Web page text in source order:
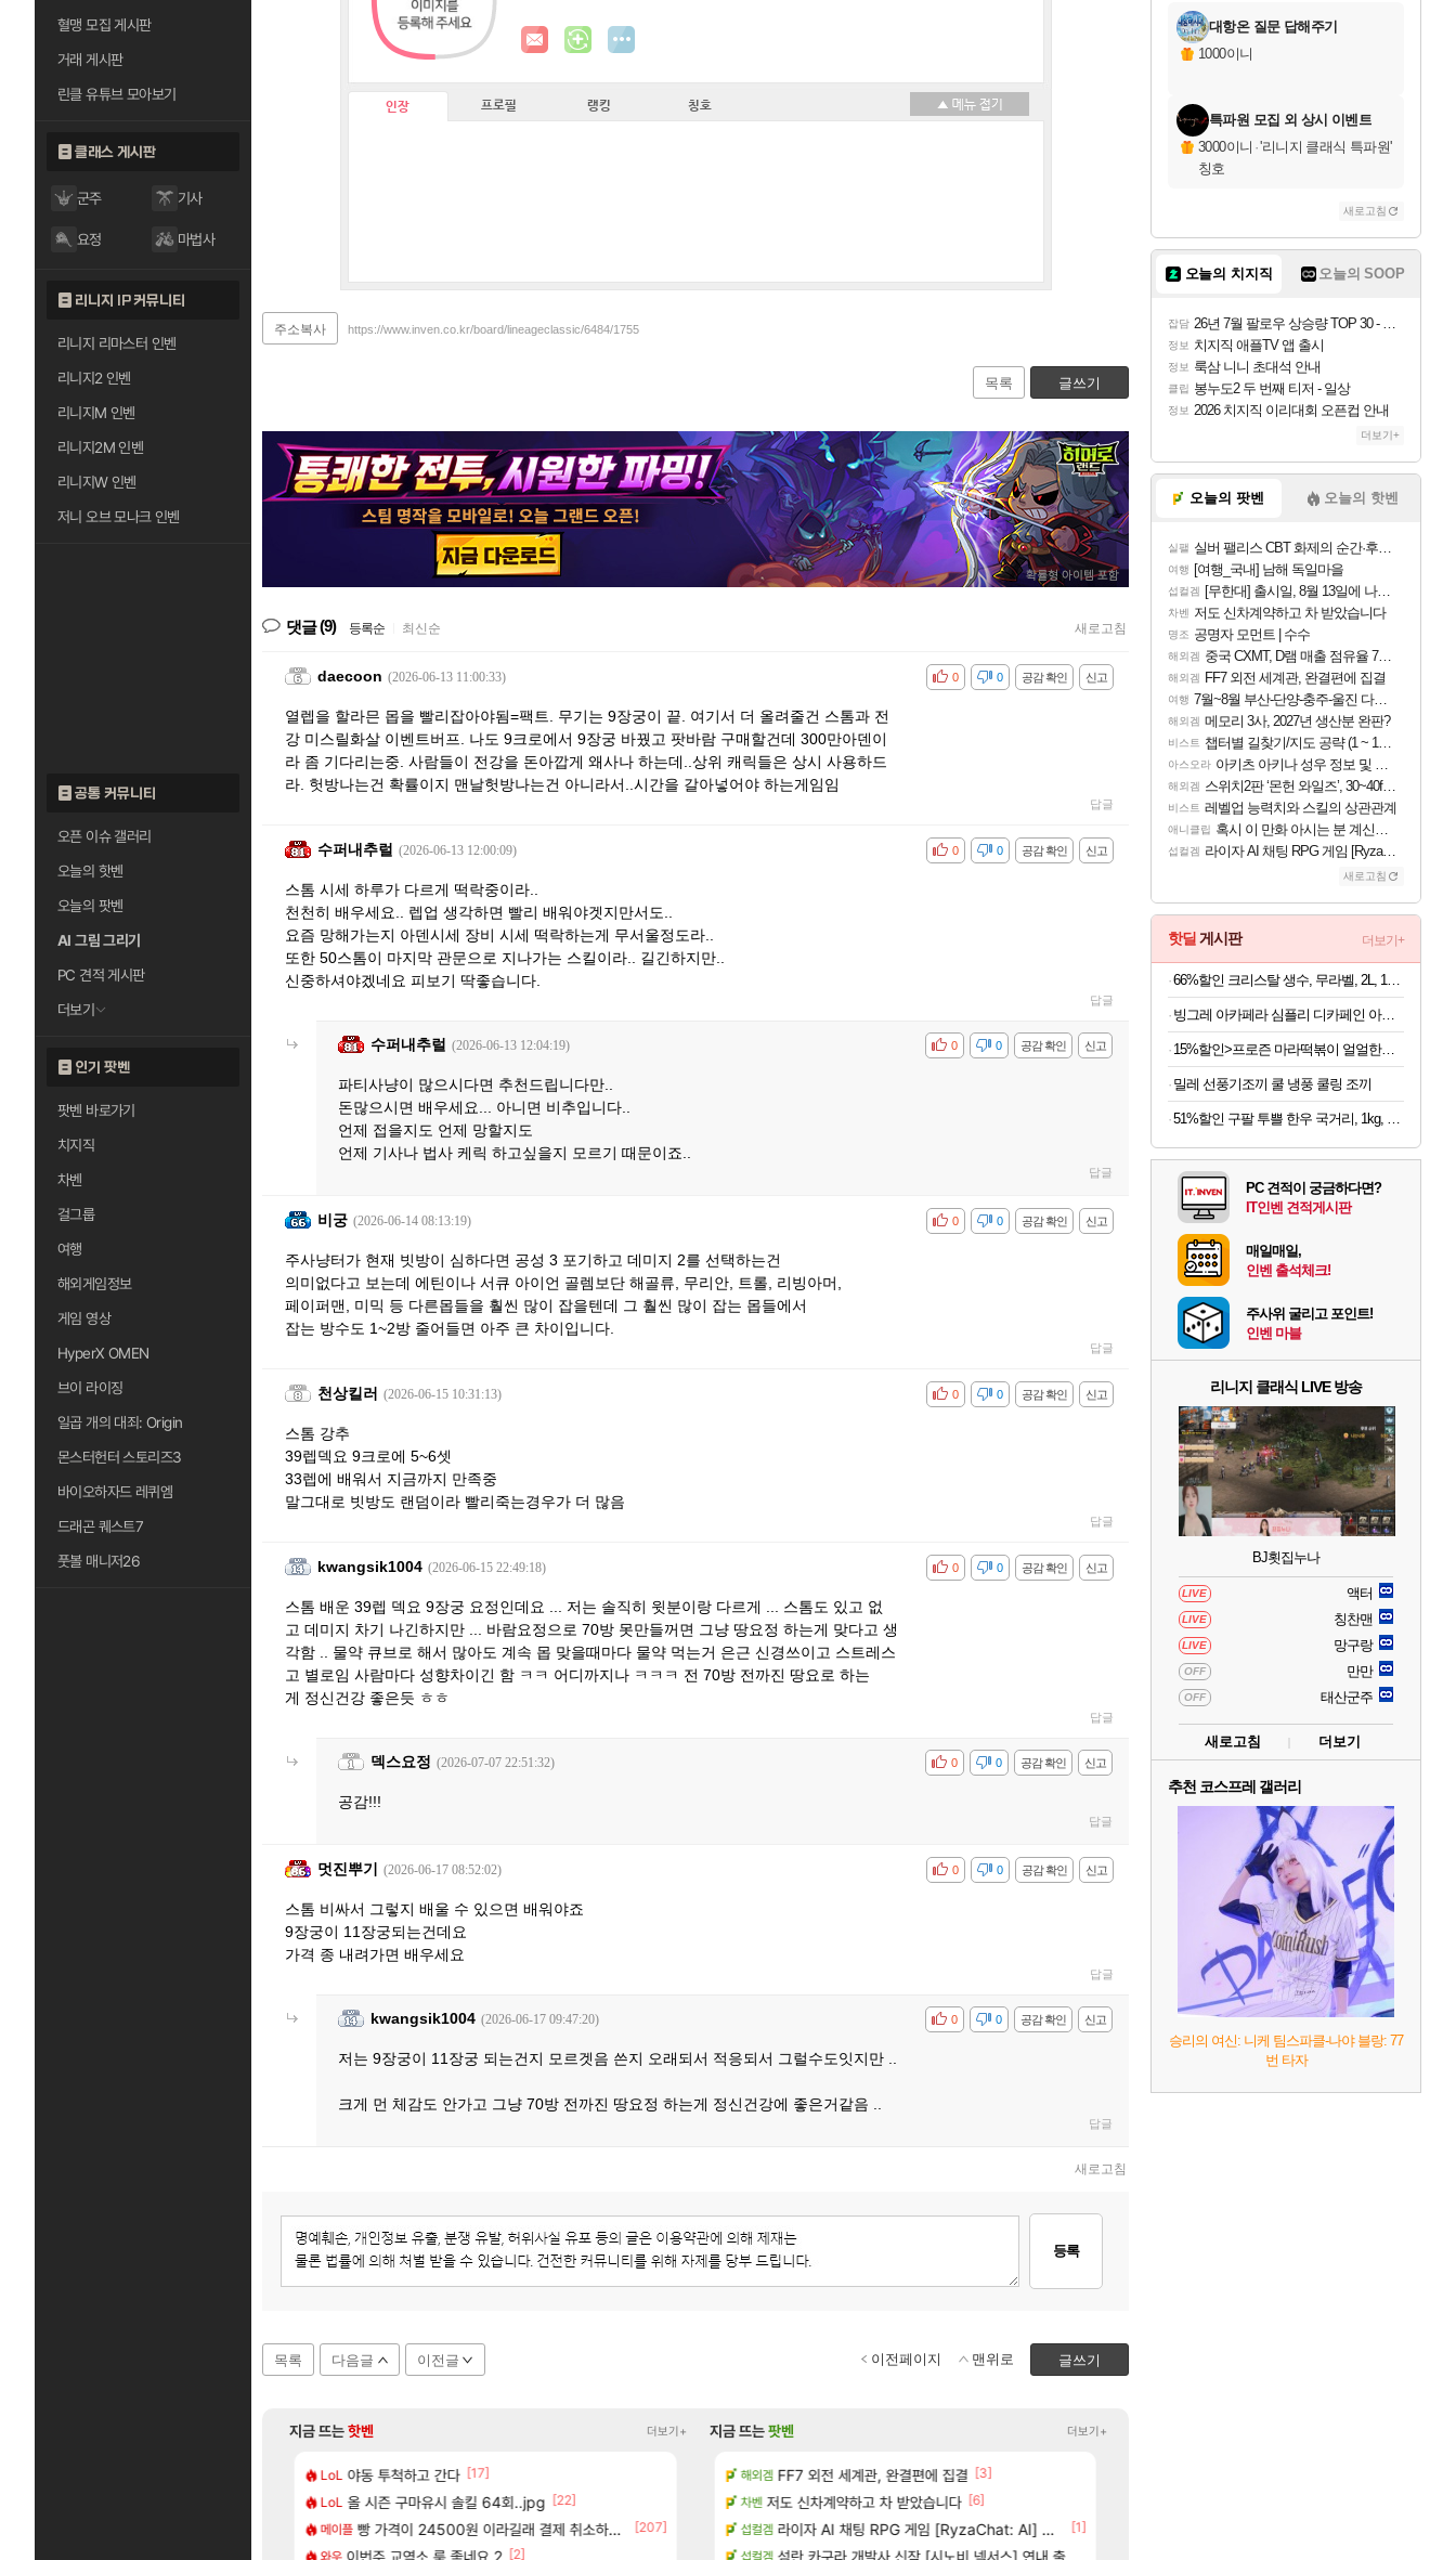
혈맹 모집 게시판
거래 게시판
린클 유튜브 모아보기
클래스 게시판
군주 기사
요정 마법사
리니지 IP 커뮤니티
리니지 리마스터 인벤
리니지2 인벤
리니지M 인벤
리니지2M 인벤
리니지W 인벤
저니 오브 모나크 인벤
공통 커뮤니티
오픈 이슈 갤러리
오늘의 핫벤
오늘의 팟벤
AI 그림 그리기
PC 견적 게시판
더보기
인기 팟벤
팟벤 바로가기
치지직
차벤
걸그룹
여행
해외게임정보
게임 영상
HyperX OMEN
브이 라이징
일곱 개의 대죄: Origin
몬스터헌터 스토리즈3
바이오하자드 레퀴엠
드래곤 퀘스트7
풋볼 매니저26
인장 프로필 랭킹 칭호
주소복사 https://www.inven.co.kr/board/lineageclassic/6484/1755
목록 글쓰기
댓글(9) 등록순 최신순 새로고침
daecoon (2026-06-13 11:00:33) 신고
공감 확인
비공감 0
0
열렙을 할라믄 몹을 빨리잡아야됨=팩트. 무기는 9장궁이 끝. 여기서 더 올려줄건 스톰과 전
강 미스릴화살 이벤트버프. 나도 9크로에서 9장궁 바꿨고 팟바람 구매할건데 300만아덴이
라 좀 기다리는중. 사람들이 전강을 돈아깝게 왜사나 하는데..상위 캐릭들은 상시 사용하드
라. 헛방나는건 확률이지 맨날헛방나는건 아니라서..시간을 갈아넣어야 하는게임임
답글
수퍼내추럴 (2026-06-13 12:00:09) 신고
공감 확인
비공감 0
0
스톰 시세 하루가 다르게 떡락중이라..
천천히 배우세요.. 렙업 생각하면 빨리 배워야겟지만서도..
요즘 망해가는지 아덴시세 장비 시세 떡락하는게 무서울정도라..
또한 50스톰이 마지막 관문으로 지나가는 스킬이라.. 길긴하지만..
신중하셔야겠네요 피보기 딱좋습니다.
답글
수퍼내추럴 (2026-06-13 12:04:19) 신고
공감 확인
비공감 0
0
파티사냥이 많으시다면 추천드립니다만..
돈많으시면 배우세요... 아니면 비추입니다..
언제 접을지도 언제 망할지도
언제 기사나 법사 케릭 하고싶을지 모르기 때문이죠..
답글
비궁 (2026-06-14 08:13:19) 신고
공감 확인
비공감 0
0
주사냥터가 현재 빗방이 심하다면 공성 3 포기하고 데미지 2를 선택하는건
의미없다고 보는데 에틴이나 서큐 아이언 골렘보단 해골류, 무리안, 트롤, 리빙아머,
페이퍼맨, 미믹 등 다른몹들을 훨씬 많이 잡을텐데 그 훨씬 많이 잡는 몹들에서
잡는 방수도 1~2방 줄어들면 아주 큰 차이입니다.
답글
천상킬러 (2026-06-15 10:31:13) 신고
공감 확인
비공감 0
0
스톰 강추
39렙덱요 9크로에 5~6셋
33렙에 배워서 지금까지 만족중
말그대로 빗방도 랜덤이라 빨리죽는경우가 더 많음
답글
kwangsik1004 (2026-06-15 22:49:18) 신고
공감 확인
비공감 0
0
스톰 배운 39렙 덱요 9장궁 요정인데요 ... 저는 솔직히 윗분이랑 다르게 ... 스톰도 있고 없
고 데미지 차기 나긴하지만 ... 바람요정으로 70방 못만들꺼면 그냥 땅요정 하는게 맞다고 생
각함 .. 물약 큐브로 해서 많아도 계속 몹 맞을때마다 물약 먹는거 은근 신경쓰이고 스트레스
고 별로임 사람마다 성향차이긴 함 ㅋㅋ 어디까지나 ㅋㅋㅋ 전 70방 전까진 땅요로 하는
게 정신건강 좋은듯 ㅎㅎ
답글
덱스요정 (2026-07-07 22:51:32) 신고
공감 확인
비공감 0
0
공감!!!
답글
멋진뿌기 (2026-06-17 08:52:02) 신고
공감 확인
비공감 0
0
스톰 비싸서 그렇지 배울 수 있으면 배워야죠
9장궁이 11장궁되는건데요
가격 종 내려가면 배우세요
답글
kwangsik1004 (2026-06-17 09:47:20) 신고
공감 확인
비공감 0
0
저는 9장궁이 11장궁 되는건지 모르겟음 쓴지 오래되서 적응되서 그럴수도잇지만 ..
크게 먼 체감도 안가고 그냥 70방 전까진 땅요정 하는게 정신건강에 좋은거같음 ..
답글
새로고침
등록
목록 다음글 이전글 글쓰기
이전페이지 맨위로
지금 뜨는핫벤 더보기+
LoL 야동 투척하고 간다 [17]
LoL 올 시즌 구마유시 솔킬 64회..jpg [22]
메이플 빵 가격이 24500원 이라길래 결제 취소하고 나왔다
[207]
와우 이번주 교역소 룩 좋네요 2 [2]
리니지 클래식 아스테어 현재상황 악덕작업장몰락
메이플 빵값 문의 후기 [87]
메이플 챌린저#77777 저격했습니다! [103]
LoL 페이즈 감상평 [2]
지금 뜨는팟벤 더보기+
비스트 비스트 오브 리인카네이션 정보/공략글 모음
리싱크드 리싱크드 1.06 패치노트 (8/5)
여행 동해바다 추암해수욕장
여행 국내에도 이쁜곳이 많은것 같습니다
해외겜 FF7 외전 세계관, 완결편에 집결 [3]
차벤 저도 신차계약하고 차 받았습니다 [6]
섭컬겜 라이자 AI 채팅 RPG 게임 [RyzaChat: AI] 공개
[1]
섭컬겜 섬란 카구라 개발사 신작 [시노비 넥서스] 연내 출시 예정
교환.
당첨되셨습니다.
당첨되셨습니다.
당첨되셨습니다.
당첨되셨습니다.
당첨되셨습니다.
당첨되셨습니다.
당첨되셨습니다.
에디션 (스팀코드)를 교환.
당첨되셨습니다.
대항온 질문 답해주기
1000이니
특파원 모집 외 상시 이벤트
3000이니 ·'리니지 클래식 특파원'
칭호
새로고침
오늘의 치지직 오늘의 SOOP
잡담 26년 7월 팔로우 상승량 TOP 30 - 월간 치지직
정보 치지직 애플TV 앱 출시
정보 룩삼 니니 초대석 안내
클립 봉누도2 두 번째 티저 - 일상
정보 2026 치지직 이리대회 오픈컵 안내
더보기+
오늘의 팟벤 오늘의 핫벤
실팰 실버 팰리스 CBT 화제의 순간·후기 모음
여행 [여행_국내] 남해 독일마을
섭컬겜 [무한대] 출시일, 8월 13일에 나오나
차벤 저도 신차계약하고 차 받았습니다
명조 공명자 모먼트 | 수수
해외겜 중국 CXMT, D램 매출 점유율 7%…글로벌 4위로 부상
해외겜 FF7 외전 세계관, 완결편에 집결
여행 7월~8월 부산-단양-충주-울진 다녀왔어요~
해외겜 메모리 3사, 2027년 생산분 완판?
비스트 챕터별 길찾기/지도 공략 (1 ~ 12장)
아스오라 아키츠 아키나 성우 정보 및 주요 필모
해외겜 스위치2판 ‘몬헌 와일즈’, 30~40fps 목표 추정
비스트 레벨업 능력치와 스킬의 상관관계
애니클립 혹시 이 만화 아시는 분 계신가요
섭컬겜 라이자 AI 채팅 RPG 게임 [RyzaChat: AI] 공개
새로고침
핫딜 게시판 더보기+
빙그레 아카페라 심플리 디카페인 아메리카노, 무라벨, 400ml, 20개
15%할인>프로즌 마라떡볶이 얼얼한맛, 440g, 2개
밀레 선풍기조끼 쿨 냉풍 쿨링 조끼
51%할인 구팔 투쁠 한우 국거리, 1kg, 1개
PC 견적이 궁금하다면?
IT인벤 견적게시판
매일매일,
인벤 출석체크!
주사위 굴리고 포인트!
인벤 마블
리니지 클래식 LIVE 방송
BJ횟집누나
LIVE 액터
LIVE 칭찬맨
LIVE 망구랑
OFF 만만
OFF 태산군주
새로고침 더보기
추천 코스프레 갤러리
승리의 여신: 니케 팀스파클-나야 블랑: 77
번 타자